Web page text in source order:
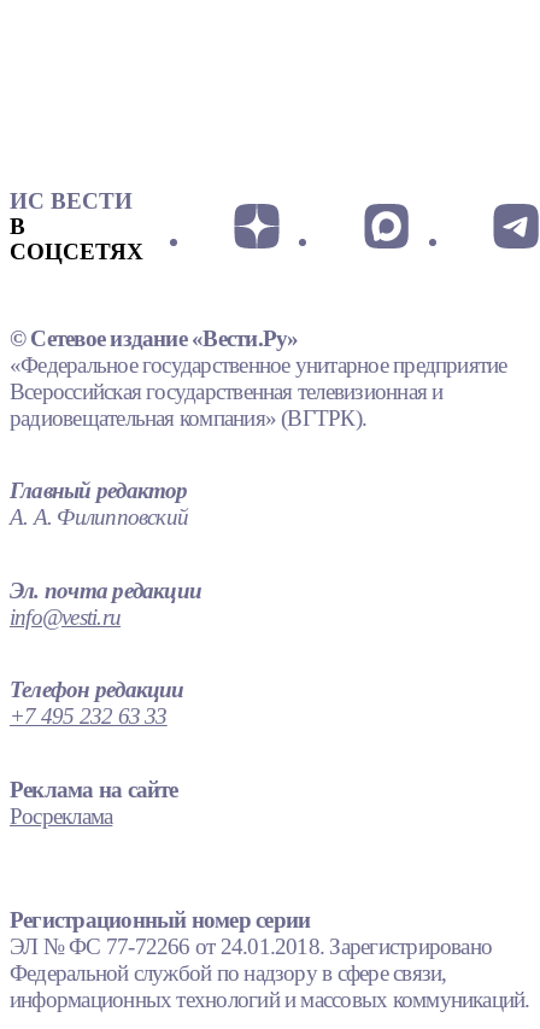
ИС ВЕСТИ
В
СОЦСЕТЯХ
© Сетевое издание «Вести.Ру»
«Федеральное государственное унитарное предприятие
Всероссийская государственная телевизионная и
радиовещательная компания» (ВГТРК).
Главный редактор
А. А. Филипповский
Эл. почта редакции
info@vesti.ru
Телефон редакции
+7 495 232 63 33
Реклама на сайте
Росреклама
Регистрационный номер серии
ЭЛ № ФС 77-72266 от 24.01.2018. Зарегистрировано
Федеральной службой по надзору в сфере связи,
информационных технологий и массовых коммуникаций.